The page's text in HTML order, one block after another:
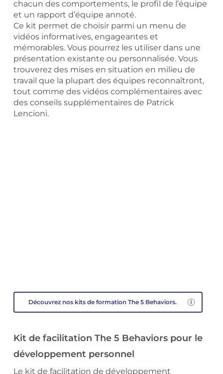
chacun des comportements, le profil de l’équipe
et un rapport d’équipe annoté.
Ce kit permet de choisir parmi un menu de
vidéos informatives, engageantes et
mémorables. Vous pourrez les utiliser dans une
présentation existante ou personnalisée. Vous
trouverez des mises en situation en milieu de
travail que la plupart des équipes reconnaîtront,
tout comme des vidéos complémentaires avec
des conseils supplémentaires de Patrick
Lencioni.
Kit de facilitation The 5 Behaviors pour le
développement personnel
Le kit de facilitation de développement
Découvrez nos kits de formation The 5 Behaviors.